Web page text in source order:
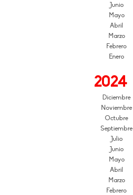
Junio
Mayo
Abril
Marzo
Febrero
Enero
2024
Diciembre
Noviembre
Octubre
Septiembre
Julio
Junio
Mayo
Abril
Marzo
Febrero